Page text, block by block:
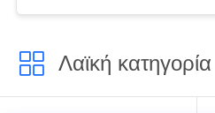
Λαϊκή κατηγορία